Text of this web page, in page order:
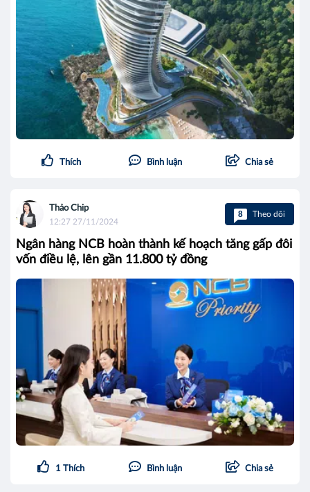
Thích Bình luận Chia sẻ
Thảo Chip
12:27 27/11/2024
8 Theo dõi
Ngân hàng NCB hoàn thành kế hoạch tăng gấp đôi
vốn điều lệ, lên gần 11.800 tỷ đồng
1 Thích Bình luận Chia sẻ